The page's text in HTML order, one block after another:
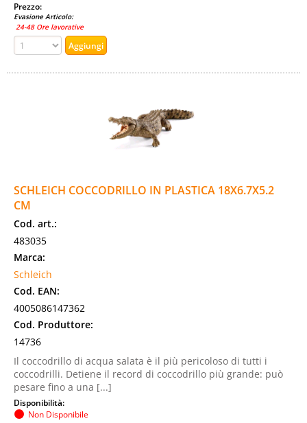
Prezzo:
Evasione Articolo:
24-48 Ore lavorative
SCHLEICH COCCODRILLO IN PLASTICA 18X6.7X5.2
CM
Cod. art.:
483035
Marca:
Schleich
Cod. EAN:
4005086147362
Cod. Produttore:
14736
Il coccodrillo di acqua salata è il più pericoloso di tutti i
coccodrilli. Detiene il record di coccodrillo più grande: può
pesare fino a una [...]
Disponibilità:
Non Disponibile